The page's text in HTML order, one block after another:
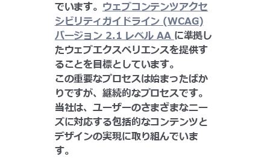
でいます。ウェブコンテンツアクセ
シビリティガイドライン (WCAG)
バージョン 2.1 レベル AAに準拠し
たウェブエクスペリエンスを提供す
ることを目標としています。
この重要なプロセスは始まったばか
りですが、継続的なプロセスです。
当社は、ユーザーのさまざまなニー
ズに対応する包括的なコンテンツと
デザインの実現に取り組んでいま
す。